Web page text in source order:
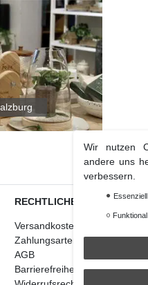
RECHTLICHES
Versandkosten
Zahlungsarten
AGB
Barrierefreiheitserklärung
Wir nutzen
andere uns
verbessern.
Essenziell
Funktional